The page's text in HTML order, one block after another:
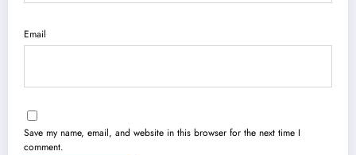
Email
Save my name, email, and website in this browser for the next time I
comment.